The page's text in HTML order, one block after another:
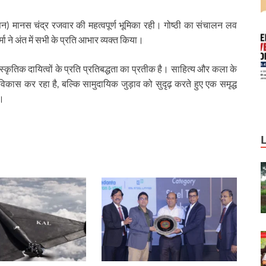
चंद्र रजवार की महत्वपूर्ण भूमिका रही। गोष्ठी का संचालन लव
ने अंत में सभी के प्रति आभार व्यक्त किया।
दायित्वों के प्रति प्रतिबद्धता का प्रतीक है। साहित्य और कला के
कर रहा है, बल्कि सामुदायिक जुड़ाव को सुदृढ़ करते हुए एक समृद्ध